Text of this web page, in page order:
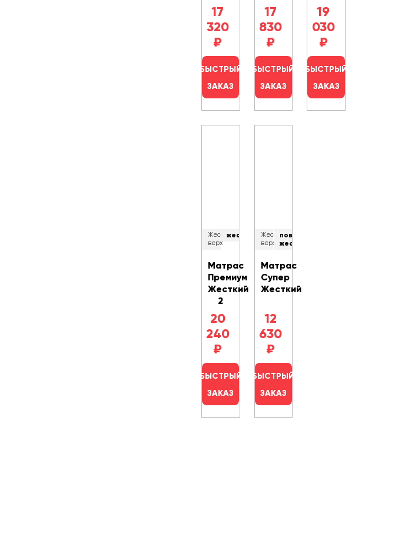
17
320
₽
БЫСТРЫЙ
ЗАКАЗ
17
830
₽
БЫСТРЫЙ
ЗАКАЗ
19
030
₽
БЫСТРЫЙ
ЗАКАЗ
Жесткость
верх
жесткий
Матрас
Премиум
Жесткий
2
20
240
₽
БЫСТРЫЙ
ЗАКАЗ
Жесткость
верх
повышенной
жесткости
Матрас
Супер
Жесткий
12
630
₽
БЫСТРЫЙ
ЗАКАЗ